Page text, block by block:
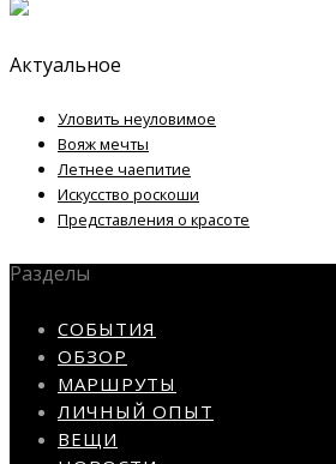
Актуальное
Уловить неуловимое
Вояж мечты
Летнее чаепитие
Искусство роскоши
Представления о красоте
Разделы
СОБЫТИЯ
ОБЗОР
МАРШРУТЫ
ЛИЧНЫЙ ОПЫТ
ВЕЩИ